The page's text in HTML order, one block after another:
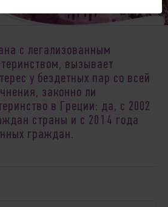
с легализованным
вызывает
у бездетных пар со всей
законно ли
в Греции: да, с 2002
страны и с 2014 года
граждан.